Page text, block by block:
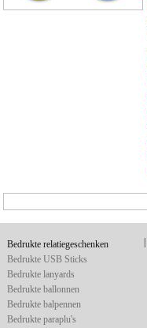
Bedrukte relatiegeschenken
Bedrukte USB Sticks
Bedrukte lanyards
Bedrukte ballonnen
Bedrukte balpennen
Bedrukte paraplu's